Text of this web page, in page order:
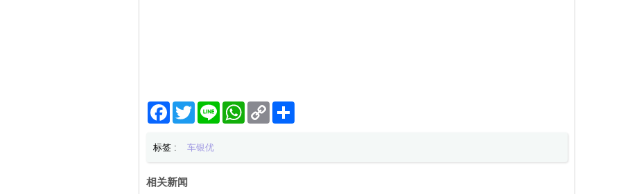
Facebook
TwitterLine WhatsApp
Copy
Link
分
标签 : 车银优
相关新闻